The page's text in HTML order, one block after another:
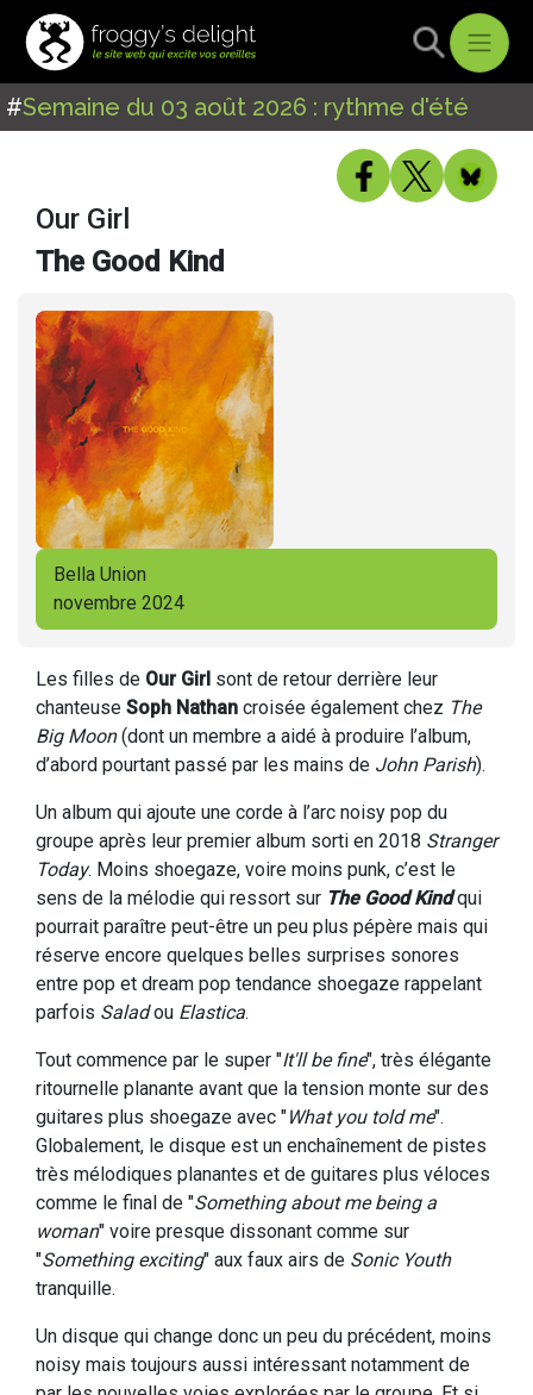
#Semaine du 03 août 2026 : rythme d'été
Our Girl
The Good Kind
Bella Union
novembre 2024
Les filles de Our Girl sont de retour derrière leur
chanteuse Soph Nathan croisée également chez The
Big Moon(dont un membre a aidé à produire l’album,
d’abord pourtant passé par les mains de John Parish).
Un album qui ajoute une corde à l’arc noisy pop du
groupe après leur premier album sorti en 2018 Stranger
Today. Moins shoegaze, voire moins punk, c’est le
sens de la mélodie qui ressort sur The Good Kindqui
pourrait paraître peut-être un peu plus pépère mais qui
réserve encore quelques belles surprises sonores
entre pop et dream pop tendance shoegaze rappelant
parfois Saladou Elastica.
Tout commence par le super "It'll be fine", très élégante
ritournelle planante avant que la tension monte sur des
guitares plus shoegaze avec "What you told me".
Globalement, le disque est un enchaînement de pistes
très mélodiques planantes et de guitares plus véloces
comme le final de "Something about me being a
woman" voire presque dissonant comme sur
"Something exciting" aux faux airs de Sonic Youth
tranquille.
Un disque qui change donc un peu du précédent, moins
noisy mais toujours aussi intéressant notamment de